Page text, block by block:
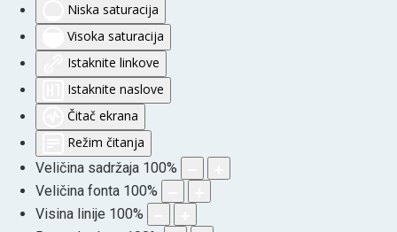
Niska saturacija
Visoka saturacija
Istaknite linkove
Istaknite naslove
Čitač ekrana
Režim čitanja
Veličina sadržaja 100%
Veličina fonta 100%
Visina linije 100%